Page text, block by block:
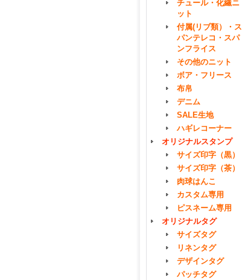
チュール・化繊ニ
ット
付属(リブ類）・ス
パンテレコ・スパ
ンフライス
その他のニット
ボア・フリース
布帛
デニム
SALE生地
ハギレコーナー
オリジナルスタンプ
サイズ印字（黒）
サイズ印字（茶）
肉球はんこ
カスタム専用
ピスネーム専用
オリジナルタグ
サイズタグ
リネンタグ
デザインタグ
パッチタグ